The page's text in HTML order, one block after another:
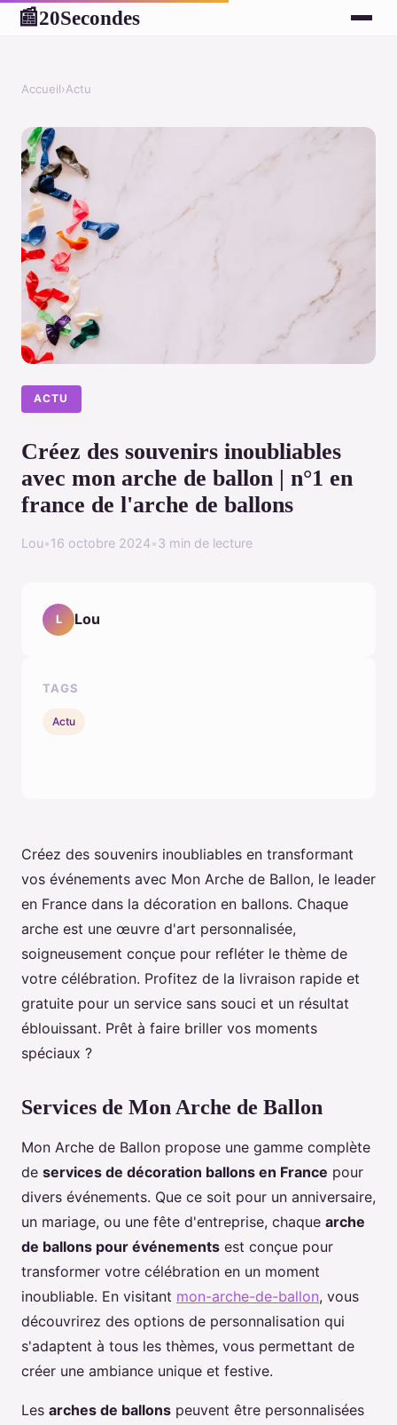
📰20Secondes
Accueil›Actu
ACTU
Créez des souvenirs inoubliables
avec mon arche de ballon | n°1 en
france de l'arche de ballons
Lou•16 octobre 2024•3 min de lecture
Créez des souvenirs inoubliables en transformant
vos événements avec Mon Arche de Ballon, le leader
en France dans la décoration en ballons. Chaque
arche est une œuvre d'art personnalisée,
soigneusement conçue pour refléter le thème de
votre célébration. Profitez de la livraison rapide et
gratuite pour un service sans souci et un résultat
éblouissant. Prêt à faire briller vos moments
spéciaux ?
Services de Mon Arche de Ballon
Mon Arche de Ballon propose une gamme complète
de services de décoration ballons en France pour
divers événements. Que ce soit pour un anniversaire,
un mariage, ou une fête d'entreprise, chaque arche
de ballons pour événements est conçue pour
transformer votre célébration en un moment
inoubliable. En visitant mon-arche-de-ballon, vous
découvrirez des options de personnalisation qui
s'adaptent à tous les thèmes, vous permettant de
créer une ambiance unique et festive.
Les arches de ballons peuvent être personnalisées
L Lou
TAGS
Actu